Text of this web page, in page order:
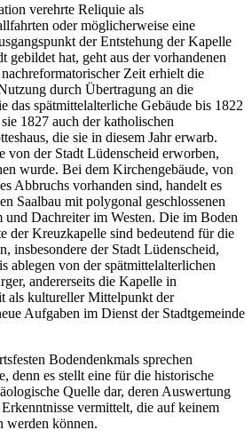
verehrte Reliquie als
oder möglicherweise eine
der Entstehung der Kapelle
gebildet hat, geht aus der vorhandenen
Zeit erhielt die
durch Übertragung an die
das spätmittelalterliche Gebäude bis 1822
1827 auch der katholischen
die sie in diesem Jahr erwarb.
von der Stadt Lüdenscheid erworben,
wurde. Bei dem Kirchengebäude, von
Abbruchs vorhanden sind, handelt es
Saalbau mit polygonal geschlossenen
und Dachreiter im Westen. Die im Boden
der Kreuzkapelle sind bedeutend für die
insbesondere der Stadt Lüdenscheid,
ablegen von der spätmittelalterlichen
andererseits die Kapelle in
als kultureller Mittelpunkt der
Aufgaben im Dienst der Stadtgemeinde
Bodendenkmals sprechen
denn es stellt eine für die historische
Quelle dar, deren Auswertung
vermittelt, die auf keinem
werden können.